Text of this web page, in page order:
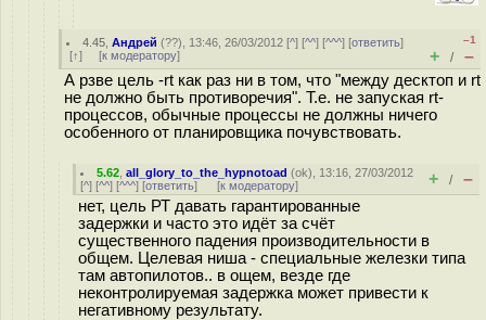
4.45 ,Андрей (??), 13:46, 26/03/2012 [^] [^^] [^^^] [ответить]
[↑] [к модератору]
–1
+ / –
А рзве цель -rt как раз ни в том, что "между десктоп и rt
не должно быть противоречия". Т.е. не запуская rt-
процессов, обычные процессы не должны ничего
особенного от планировщика почувствовать.
5.62 ,all_glory_to_the_hypnotoad (ok), 13:16, 27/03/2012
[^] [^^] [^^^] [ответить] [к модератору] + / –
нет, цель РТ давать гарантированные
задержки и часто это идёт за счёт
существенного падения производительности в
общем. Целевая ниша - специальные железки типа
там автопилотов.. в ощем, везде где
неконтролируемая задержка может привести к
негативному результату.